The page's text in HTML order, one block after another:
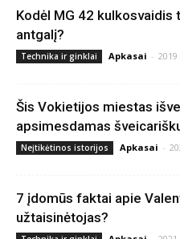
Kodėl MG 42
antgalį?
Technika ir ginklai Apkasai -
Šis Vokietijos miestas
apsimesdamas
Neįtikėtinos istorijos Apkasai -
7 įdomūs faktai apie
užtaisinėtojas?